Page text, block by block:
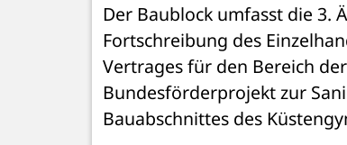
Der Baublock umfasst die 3.
Fortschreibung des
Vertrages für den Bereich
Bundesförderprojekt zur
Bauabschnittes des